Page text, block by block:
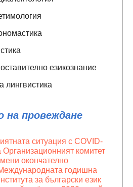
езикознание
лингвистика
провеждане
ситуация с COVID-
Организационният комитет
окончателно
годишна
за български език